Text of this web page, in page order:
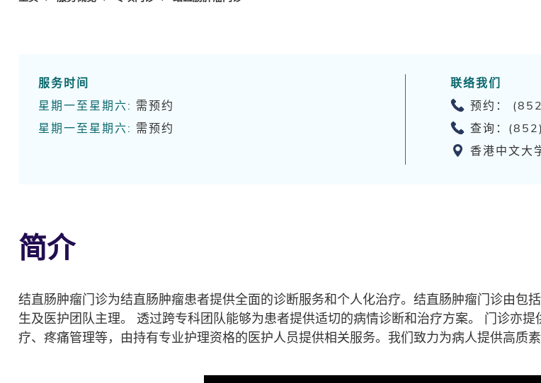
服务时间
星期一至星期六: 需预约
星期一至星期六: 需预约
联络我们
预约：
查询：
香港中文大
简介
结直肠肿瘤门诊为结直肠肿瘤患者提供全面的诊断服务和个人化治疗。结直肠肿瘤门诊由包
生及医护团队主理。 透过跨专科团队能够为患者提供适切的病情诊断和治疗方案。 门诊亦
疗、疼痛管理等，由持有专业护理资格的医护人员提供相关服务。我们致力为病人提供高质素